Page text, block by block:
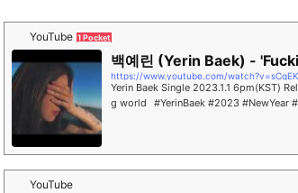
YouTube 1 Pocket
백예린 (Yerin Baek) -
https://www.youtube.com/
Yerin Baek Single 2023.1.1 6pm(KST) Release⠀01. Fuckin' New Year02. Bi
g world⠀#YerinBaek #2023 #NewYear
YouTube